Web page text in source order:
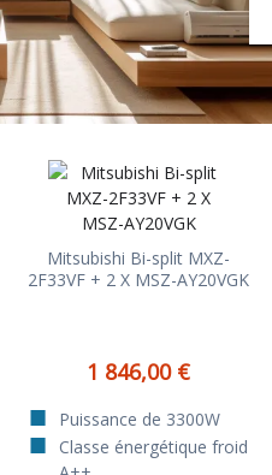
Mitsubishi Bi-split MXZ-
2F33VF + 2 X MSZ-AY20VGK
1 846,00 €
Puissance de 3300W
Classe énergétique froid